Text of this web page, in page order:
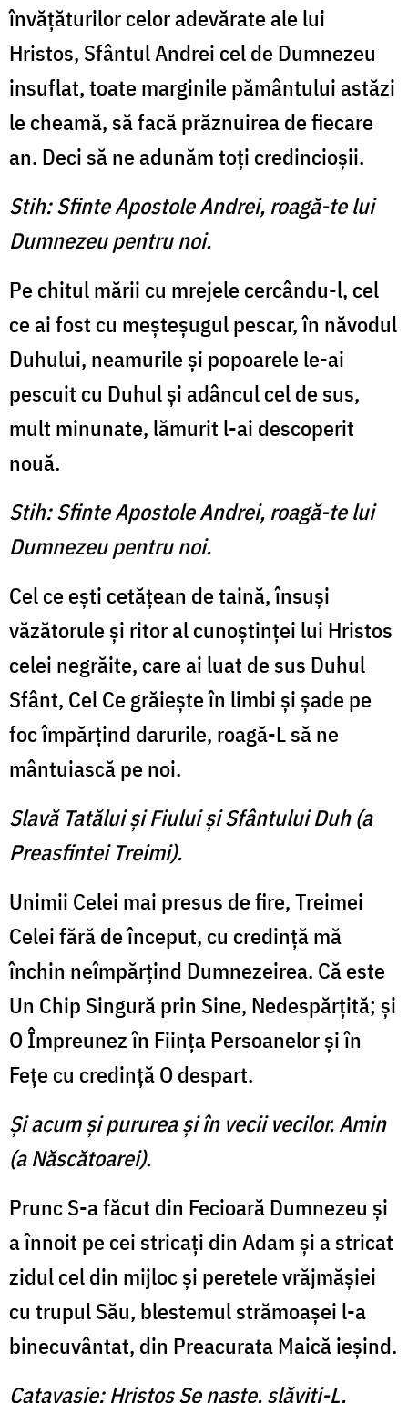
învăţăturilor celor adevărate ale lui
Hristos, Sfântul Andrei cel de Dumnezeu
insuflat, toate marginile pământului astăzi
le cheamă, să facă prăznuirea de fiecare
an. Deci să ne adunăm toţi credincioşii.
Stih: Sfinte Apostole Andrei, roagă-te lui
Dumnezeu pentru noi.
Pe chitul mării cu mrejele cercându-l, cel
ce ai fost cu meşteşugul pescar, în năvodul
Duhului, neamurile şi popoarele le-ai
pescuit cu Duhul şi adâncul cel de sus,
mult minunate, lămurit l-ai descoperit
nouă.
Stih: Sfinte Apostole Andrei, roagă-te lui
Dumnezeu pentru noi.
Cel ce eşti cetăţean de taină, însuşi
văzătorule şi ritor al cunoştinţei lui Hristos
celei negrăite, care ai luat de sus Duhul
Sfânt, Cel Ce grăieşte în limbi şi şade pe
foc împărţind darurile, roagă-L să ne
mântuiască pe noi.
Slavă Tatălui şi Fiului şi Sfântului Duh (a
Preasfintei Treimi).
Unimii Celei mai presus de fire, Treimei
Celei fără de început, cu credinţă mă
închin neîmpărţind Dumnezeirea. Că este
Un Chip Singură prin Sine, Nedespărţită; şi
O Împreunez în Fiinţa Persoanelor şi în
Feţe cu credinţă O despart.
Şi acum şi pururea şi în vecii vecilor. Amin
(a Născătoarei).
Prunc S-a făcut din Fecioară Dumnezeu şi
a înnoit pe cei stricaţi din Adam şi a stricat
zidul cel din mijloc şi peretele vrăjmăşiei
cu trupul Său, blestemul strămoaşei l-a
binecuvântat, din Preacurata Maică ieşind.
Catavasie: Hristos Se naşte, slăviţi-L,